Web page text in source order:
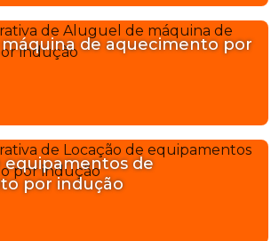
de aquecimento por
equipamentos de
por indução